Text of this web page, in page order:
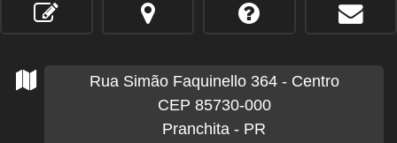
Rua Simão Faquinello 364 - Centro
CEP 85730-000
Pranchita - PR